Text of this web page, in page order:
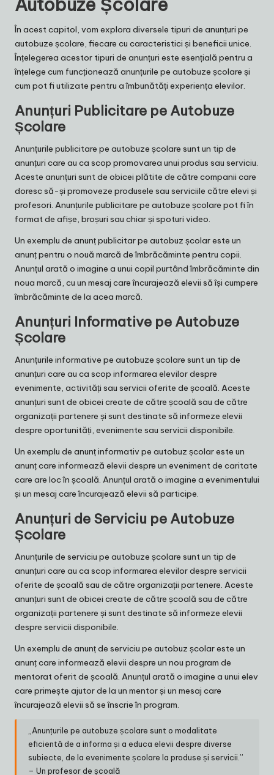
Autobuze Școlare
În acest capitol, vom explora diversele tipuri de anunțuri pe
autobuze școlare, fiecare cu caracteristici și beneficii unice.
Înțelegerea acestor tipuri de anunțuri este esențială pentru a
înțelege cum funcționează anunțurile pe autobuze școlare și
cum pot fi utilizate pentru a îmbunătăți experiența elevilor.
Anunțuri Publicitare pe Autobuze
Școlare
Anunțurile publicitare pe autobuze școlare sunt un tip de
anunțuri care au ca scop promovarea unui produs sau serviciu.
Aceste anunțuri sunt de obicei plătite de către companii care
doresc să-și promoveze produsele sau serviciile către elevi și
profesori. Anunțurile publicitare pe autobuze școlare pot fi în
format de afișe, broșuri sau chiar și spoturi video.
Un exemplu de anunț publicitar pe autobuz școlar este un
anunț pentru o nouă marcă de îmbrăcăminte pentru copii.
Anunțul arată o imagine a unui copil purtând îmbrăcăminte din
noua marcă, cu un mesaj care încurajează elevii să își cumpere
îmbrăcăminte de la acea marcă.
Anunțuri Informative pe Autobuze
Școlare
Anunțurile informative pe autobuze școlare sunt un tip de
anunțuri care au ca scop informarea elevilor despre
evenimente, activități sau servicii oferite de școală. Aceste
anunțuri sunt de obicei create de către școală sau de către
organizații partenere și sunt destinate să informeze elevii
despre oportunități, evenimente sau servicii disponibile.
Un exemplu de anunț informativ pe autobuz școlar este un
anunț care informează elevii despre un eveniment de caritate
care are loc în școală. Anunțul arată o imagine a evenimentului
și un mesaj care încurajează elevii să participe.
Anunțuri de Serviciu pe Autobuze
Școlare
Anunțurile de serviciu pe autobuze școlare sunt un tip de
anunțuri care au ca scop informarea elevilor despre servicii
oferite de școală sau de către organizații partenere. Aceste
anunțuri sunt de obicei create de către școală sau de către
organizații partenere și sunt destinate să informeze elevii
despre servicii disponibile.
Un exemplu de anunț de serviciu pe autobuz școlar este un
anunț care informează elevii despre un nou program de
mentorat oferit de școală. Anunțul arată o imagine a unui elev
care primește ajutor de la un mentor și un mesaj care
încurajează elevii să se înscrie în program.
„Anunțurile pe autobuze școlare sunt o modalitate
eficientă de a informa și a educa elevii despre diverse
subiecte, de la evenimente școlare la produse și servicii.”
– Un profesor de școală